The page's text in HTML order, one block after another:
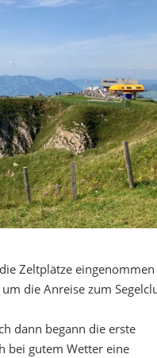
Zeltplätze eingenommen
die Anreise zum
dann begann die erste
bei gutem Wetter eine